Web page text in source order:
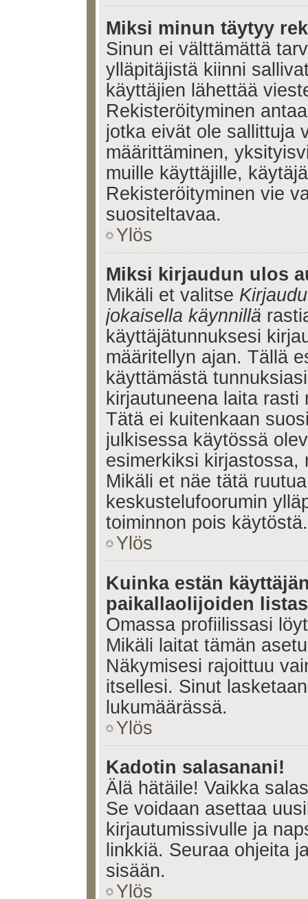
Miksi minun täytyy
Sinun ei välttämättä
ylläpitäjistä kiinni
käyttäjien lähettää
Rekisteröityminen
jotka eivät ole sallittuja
määrittäminen,
muille käyttäjille,
Rekisteröityminen vie
suositeltavaa.
Ylös
Miksi kirjaudun ulos
Mikäli et valitse
jokaisella käynnillä
käyttäjätunnuksesi
määritellyn ajan. Tällä
käyttämästä
kirjautuneena laita
Tätä ei kuitenkaan
julkisessa käytössä
esimerkiksi
Mikäli et näe tätä
keskustelufoorumin
toiminnon pois käytöstä.
Ylös
Kuinka estän
paikallaolijoiden
Omassa profiilissasi
Mikäli laitat tämän
Näkymisesi rajoittuu
itsellesi. Sinut
lukumäärässä.
Ylös
Kadotin salasanani!
Älä hätäile! Vaikka
Se voidaan asettaa
kirjautumissivulle ja
linkkiä. Seuraa ohjeita
sisään.
Ylös